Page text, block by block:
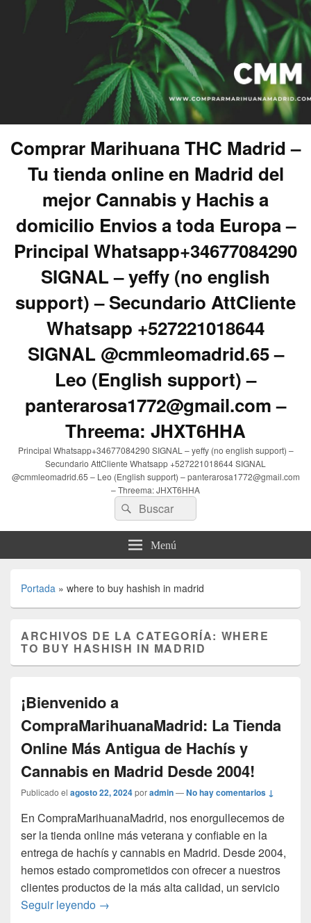
Comprar Marihuana THC Madrid –
Tu tienda online en Madrid del
mejor Cannabis y Hachis a
domicilio Envios a toda Europa –
Principal Whatsapp+34677084290
SIGNAL – yeffy (no english
support) – Secundario AttCliente
Whatsapp +527221018644
SIGNAL @cmmleomadrid.65 –
Leo (English support) –
panterarosa1772@gmail.com –
Threema: JHXT6HHA
Principal Whatsapp+34677084290 SIGNAL – yeffy (no english support) –
Secundario AttCliente Whatsapp +527221018644 SIGNAL
@cmmleomadrid.65 – Leo (English support) – panterarosa1772@gmail.com
– Threema: JHXT6HHA
Buscar
por:
Buscar
Menú
Portada » where to buy hashish in madrid
ARCHIVOS DE LA CATEGORÍA: WHERE
TO BUY HASHISH IN MADRID
¡Bienvenido a
CompraMarihuanaMadrid: La Tienda
Online Más Antigua de Hachís y
Cannabis en Madrid Desde 2004!
Publicado el agosto 22, 2024poradmin—No hay comentarios ↓
En CompraMarihuanaMadrid, nos enorgullecemos de
ser la tienda online más veterana y confiable en la
entrega de hachís y cannabis en Madrid. Desde 2004,
hemos estado comprometidos con ofrecer a nuestros
clientes productos de la más alta calidad, un servicio
Seguir leyendo ¡Bienvenido a CompraMarihuanaMadrid:
→